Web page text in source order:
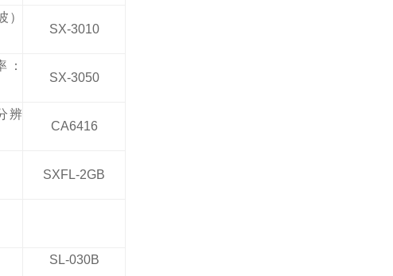
）
SX-3010
SX-3050
辨
CA6416
SXFL-2GB
SL-030B